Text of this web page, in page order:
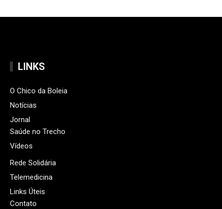
LINKS
O Chico da Boleia
Notícias
Jornal
Saúde no Trecho
Vídeos
Rede Solidária
Telemedicina
Links Úteis
Contato